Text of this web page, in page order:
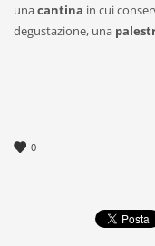
unacantina in cui
degustazione, una
0